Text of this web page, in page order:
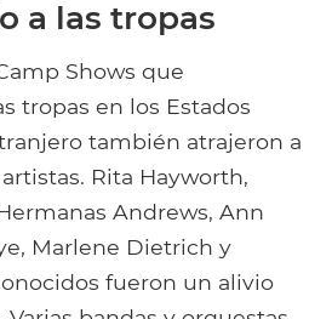
a las tropas
Shows que
tropas en los Estados
también atrajeron a
Rita Hayworth,
Andrews, Ann
Marlene Dietrich y
fueron un alivio